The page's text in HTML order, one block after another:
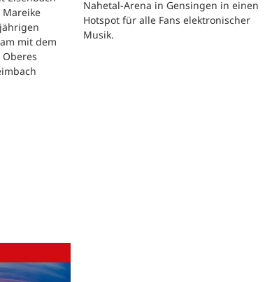
mit dem
Nahetal-Arena in Gensingen in einen
Hotspot für alle Fans elektronischer
Musik.